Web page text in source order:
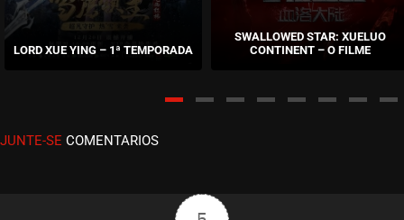
EPISÓDIO 03
EPISÓDIO 01
junho 20, 2023
LORD XUE YING – 1ª TEMPORADA
SWALLOWED STAR: XUELUO
CONTINENT – O FILME
JUNTE-SE COMENTARIOS